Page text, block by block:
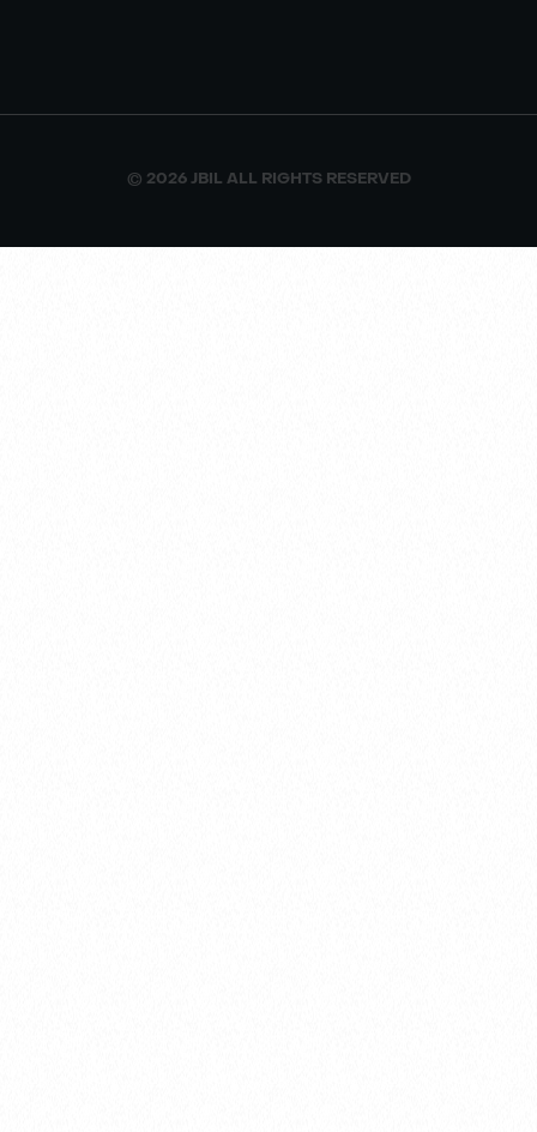
© 2026 JBIL ALL RIGHTS RESERVED